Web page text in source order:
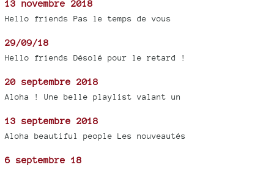
13 novembre 2018
Hello friends Pas le temps de vous
29/09/18
Hello friends Désolé pour le retard !
20 septembre 2018
Aloha ! Une belle playlist valant un
13 septembre 2018
Aloha beautiful people Les nouveautés
6 septembre 18